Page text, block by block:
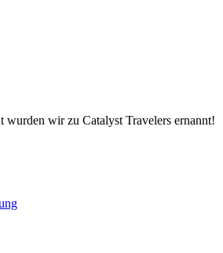
wurden wir zu Catalyst Travelers ernannt!